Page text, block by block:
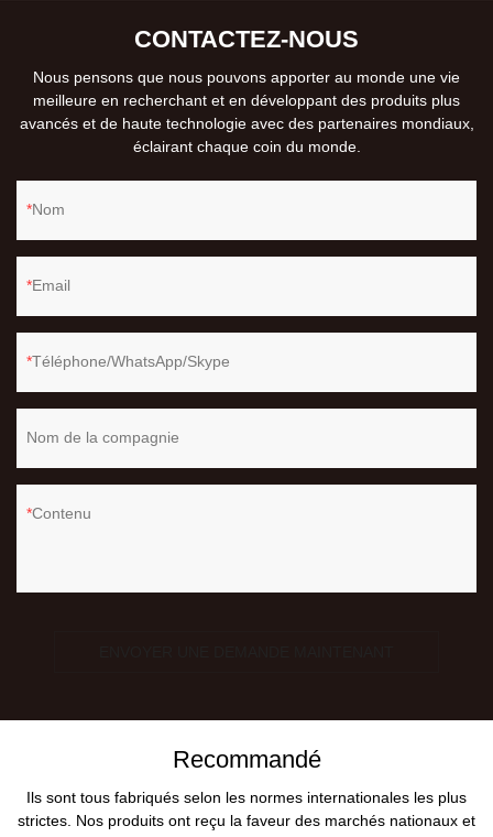
CONTACTEZ-NOUS
Nous pensons que nous pouvons apporter au monde une vie
meilleure en recherchant et en développant des produits plus
avancés et de haute technologie avec des partenaires mondiaux,
éclairant chaque coin du monde.
Nom
Email
Téléphone/WhatsApp/Skype
Nom de la compagnie
Contenu
Recommandé
Ils sont tous fabriqués selon les normes internationales les plus
strictes. Nos produits ont reçu la faveur des marchés nationaux et